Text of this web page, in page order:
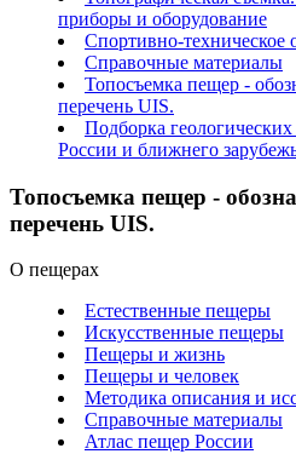
приборы и оборудование
Спортивно-
Справочные материалы
Топосъемка пещер -
перечень UIS.
Подборка
России и ближнего
Топосъемка пещер -
перечень UIS.
О пещерах
Естественные пещеры
Искусственные пещеры
Пещеры и жизнь
Пещеры и человек
Методика описания и
Справочные материалы
Атлас пещер России